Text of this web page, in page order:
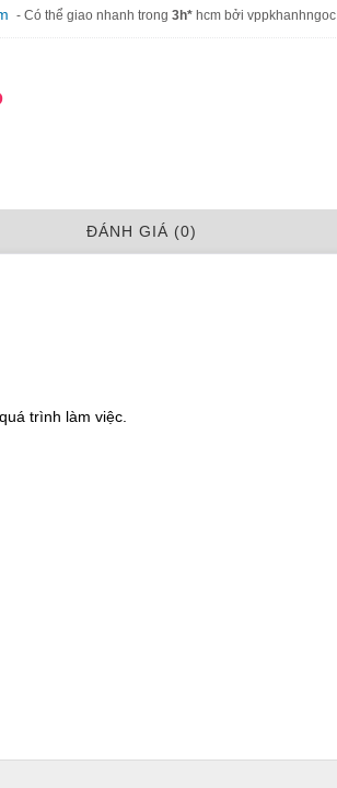
- Có thể giao nhanh trong 3h* hcm bởi vppkhanhngoc
ÐÁNH GIÁ (0)
trình làm việc.